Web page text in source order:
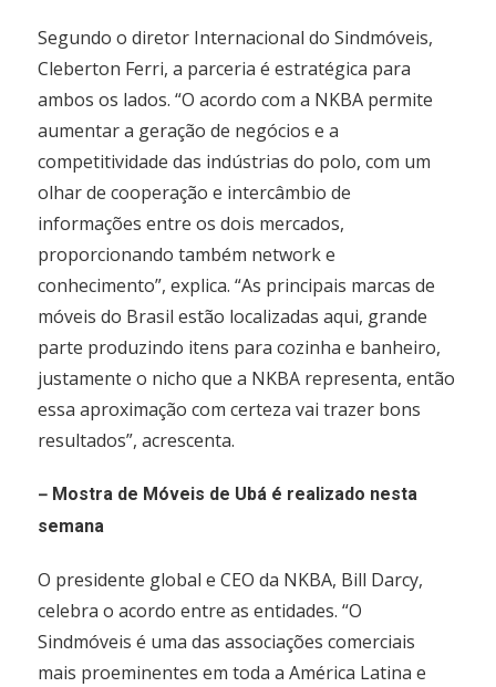
Segundo o diretor Internacional do Sindmóveis,
Cleberton Ferri, a parceria é estratégica para
ambos os lados. “O acordo com a NKBA permite
aumentar a geração de negócios e a
competitividade das indústrias do polo, com um
olhar de cooperação e intercâmbio de
informações entre os dois mercados,
proporcionando também network e
conhecimento”, explica. “As principais marcas de
móveis do Brasil estão localizadas aqui, grande
parte produzindo itens para cozinha e banheiro,
justamente o nicho que a NKBA representa, então
essa aproximação com certeza vai trazer bons
resultados”, acrescenta.
– Mostra de Móveis de Ubá é realizado nesta
semana
O presidente global e CEO da NKBA, Bill Darcy,
celebra o acordo entre as entidades. “O
Sindmóveis é uma das associações comerciais
mais proeminentes em toda a América Latina e